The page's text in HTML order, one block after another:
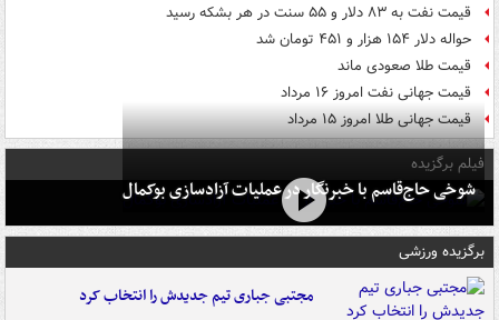
قیمت نفت به ۸۳ دلار و ۵۵ سنت در هر بشکه رسید
حواله دلار ۱۵۴ هزار و ۴۵۱ تومان شد
قیمت طلا صعودی ماند
قیمت جهانی نفت امروز ۱۶ مرداد
قیمت جهانی طلا امروز ۱۵ مرداد
فیلم برگزیده
شوخی حاج‌قاسم با خبرنگار در عملیات آزادسازی بوکمال
برگزیده ورزشی
مجتبی جباری تیم جدیدش را انتخاب کرد